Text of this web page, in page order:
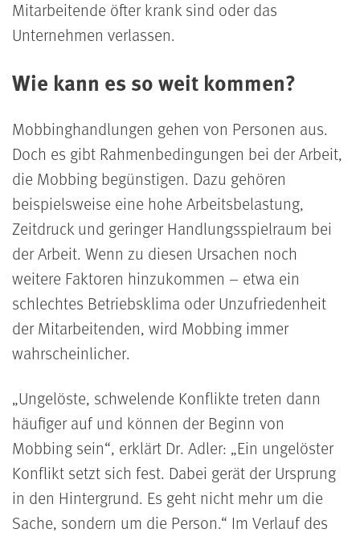
Mitarbeitende öfter krank sind oder das
Unternehmen verlassen.
Wie kann es so weit kommen?
Mobbinghandlungen gehen von Personen aus.
Doch es gibt Rahmenbedingungen bei der Arbeit,
die Mobbing begünstigen. Dazu gehören
beispielsweise eine hohe Arbeitsbelastung,
Zeitdruck und geringer Handlungsspielraum bei
der Arbeit. Wenn zu diesen Ursachen noch
weitere Faktoren hinzukommen – etwa ein
schlechtes Betriebsklima oder Unzufriedenheit
der Mitarbeitenden, wird Mobbing immer
wahrscheinlicher.
Ungelöste, schwelende Konflikte treten dann
häufiger auf und können der Beginn von
Mobbing sein , erklärt Dr. Adler: Ein ungelöster
Konflikt setzt sich fest. Dabei gerät der Ursprung
in den Hintergrund. Es geht nicht mehr um die
Sache, sondern um die Person. Im Verlauf des